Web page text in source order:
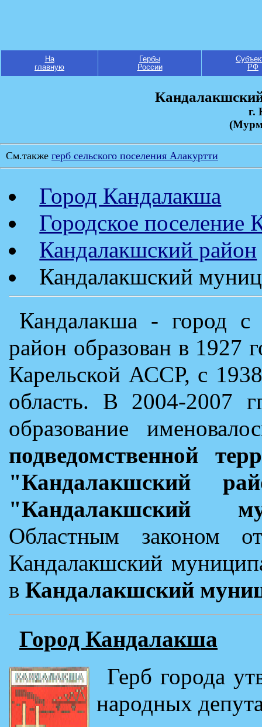
На
главную
Гербы
России
РФ
г.
См.также герб сельского поселения Алакуртти
Город Кандалакша
Городское поселение
Кандалакшский район
Кандалакшский
Кандалакша - город с
район образован в 1927
Карельской АССР, с
область. В 2004-2007
образование
подведомственной
"Кандалакшский
"Кандалакшский
Областным законом
Кандалакшский
в Кандалакшский
Город Кандалакша
Герб города
народных